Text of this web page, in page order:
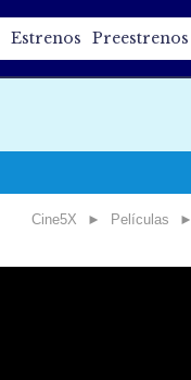
Estrenos Preestrenos
Cine5X ► Películas ►